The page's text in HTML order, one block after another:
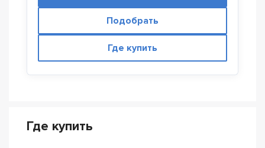
Подобрать
Где купить
Где купить